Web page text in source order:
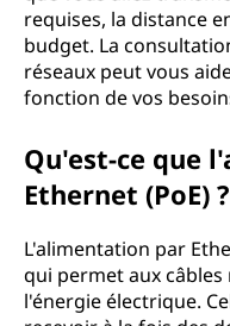
requises, la distance
budget. La
réseaux peut vous
fonction de vos
Qu'est-ce que
Ethernet (PoE) ?
L'alimentation par
qui permet aux
l'énergie électrique.